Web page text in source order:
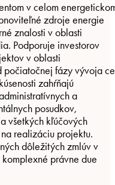
v celom
zdroje energie
znalosti v oblasti
Podporuje investorov
v oblasti
počiatočnej fázy vývoja
zahŕňajú
a
posudkov,
všetkých kľúčových
realizáciu projektu.
dôležitých zmlúv v
právne due